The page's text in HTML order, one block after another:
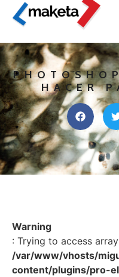
HACER
Warning
: Trying to access
/var/www/vhosts/
content/plugins/pro-